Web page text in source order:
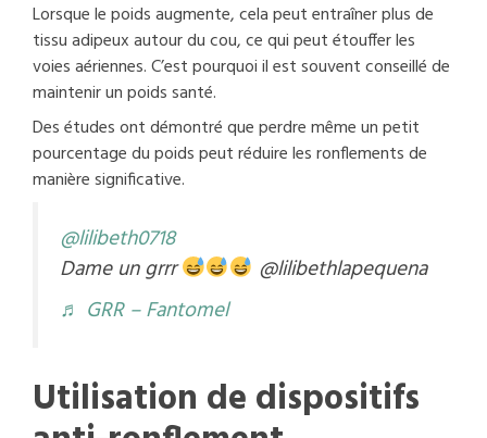
Lorsque le poids augmente, cela peut entraîner plus de
tissu adipeux autour du cou, ce qui peut étouffer les
voies aériennes. C’est pourquoi il est souvent conseillé de
maintenir un poids santé.
Des études ont démontré que perdre même un petit
pourcentage du poids peut réduire les ronflements de
manière significative.
@lilibeth0718
Dame un grrr
@lilibethlapequena
♬ GRR – Fantomel
Utilisation de dispositifs